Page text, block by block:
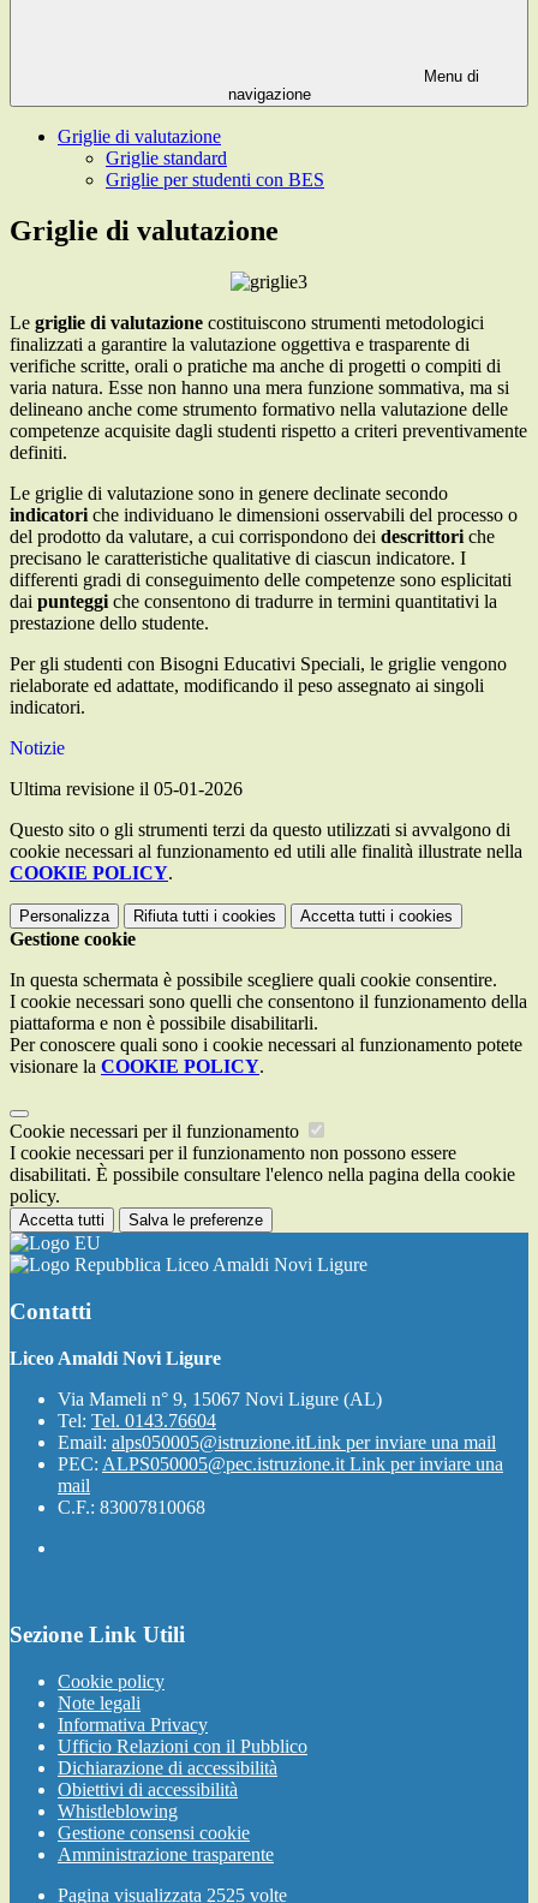
Menu di
navigazione
Griglie di valutazione
Griglie standard
Griglie per studenti con BES
Griglie di valutazione
Le griglie di valutazione costituiscono strumenti metodologici
finalizzati a garantire la valutazione oggettiva e trasparente di
verifiche scritte, orali o pratiche ma anche di progetti o compiti di
varia natura. Esse non hanno una mera funzione sommativa, ma si
delineano anche come strumento formativo nella valutazione delle
competenze acquisite dagli studenti rispetto a criteri preventivamente
definiti.
Le griglie di valutazione sono in genere declinate secondo
indicatori che individuano le dimensioni osservabili del processo o
del prodotto da valutare, a cui corrispondono dei descrittori che
precisano le caratteristiche qualitative di ciascun indicatore. I
differenti gradi di conseguimento delle competenze sono esplicitati
dai punteggi che consentono di tradurre in termini quantitativi la
prestazione dello studente.
Per gli studenti con Bisogni Educativi Speciali, le griglie vengono
rielaborate ed adattate, modificando il peso assegnato ai singoli
indicatori.
Notizie
Ultima revisione il 05-01-2026
Questo sito o gli strumenti terzi da questo utilizzati si avvalgono di
cookie necessari al funzionamento ed utili alle finalità illustrate nella
COOKIE POLICY.
Personalizza Rifiuta tutti i cookies Accetta tutti i cookies
Gestione cookie
In questa schermata è possibile scegliere quali cookie consentire.
I cookie necessari sono quelli che consentono il funzionamento della
piattaforma e non è possibile disabilitarli.
Per conoscere quali sono i cookie necessari al funzionamento potete
visionare la COOKIE POLICY.
Cookie necessari per il funzionamento
I cookie necessari per il funzionamento non possono essere
disabilitati. È possibile consultare l'elenco nella pagina della cookie
policy.
Accetta tutti Salva le preferenze
Liceo Amaldi Novi Ligure
Contatti
Liceo Amaldi Novi Ligure
Via Mameli n° 9, 15067 Novi Ligure (AL)
Tel: Tel. 0143.76604
Email: alps050005@istruzione.itLink per inviare una mail
PEC: ALPS050005@pec.istruzione.it Link per inviare una
mail
C.F.: 83007810068
Sezione Link Utili
Cookie policy
Note legali
Informativa Privacy
Ufficio Relazioni con il Pubblico
Dichiarazione di accessibilità
Obiettivi di accessibilità
Whistleblowing
Gestione consensi cookie
Amministrazione trasparente
Pagina visualizzata 2525 volte